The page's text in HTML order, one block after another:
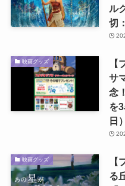
ル
切
映画グッズ
【
サ
念
を
日）
映画グッズ
る